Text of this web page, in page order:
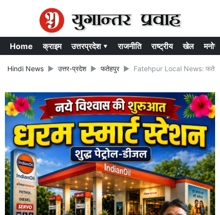
Home क्राइम उत्तरप्रदेश ▾ राजनीति राष्ट्रीय खेल
Hindi News उत्तर-प्रदेश फतेहपुर Fatehpur Local News: फतेहपुर